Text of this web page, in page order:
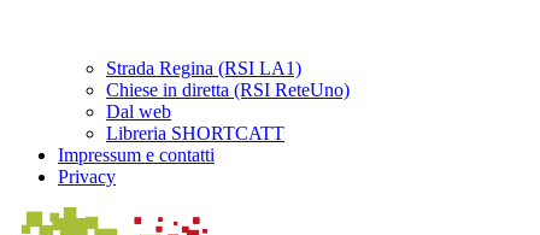
Strada Regina (RSI LA1)
Chiese in diretta (RSI ReteUno)
Dal web
Libreria SHORTCATT
Impressum e contatti
Privacy